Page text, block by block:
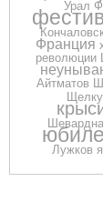
Урал
Франция
революции
Айтматов
Лужков